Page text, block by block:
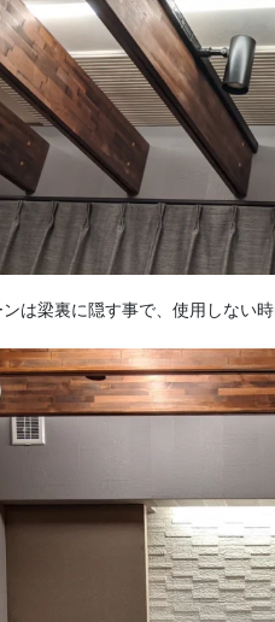
は梁裏に隠す事で、使用しない